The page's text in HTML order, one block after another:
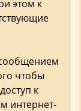
этом к
чтобы
к
интернет-